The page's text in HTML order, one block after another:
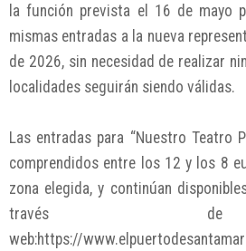
la función prevista el 16 de mayo
mismas entradas a la nueva
de 2026, sin necesidad de realizar
localidades seguirán siendo válidas.
Las entradas para “Nuestro Teatro
comprendidos entre los 12 y los 8
zona elegida, y continúan
través
web:https://